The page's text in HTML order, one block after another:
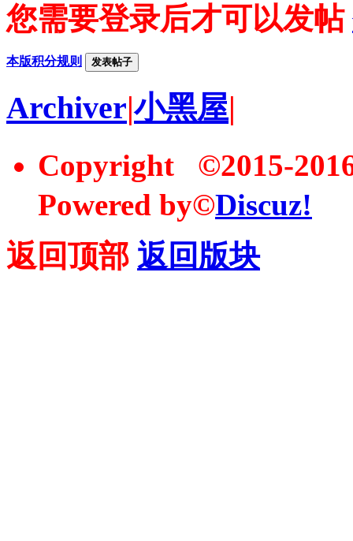
您需要登录后才可以发帖
本版积分规则 发表帖子
Archiver|小黑屋|
Copyright ©2015-
Powered by©Discuz!
返回顶部 返回版块